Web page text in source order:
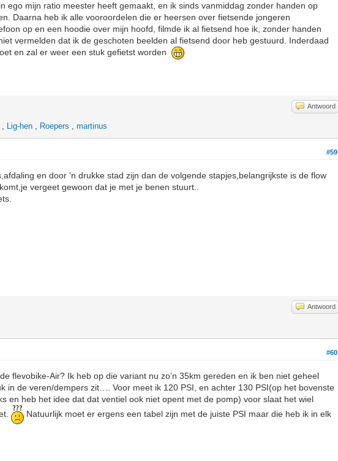
ego mijn ratio meester heeft gemaakt, en ik sinds vanmiddag zonder handen op
Daarna heb ik alle vooroordelen die er heersen over fietsende jongeren
op en een hoodie over mijn hoofd, filmde ik al fietsend hoe ik, zonder handen
vermelden dat ik de geschoten beelden al fietsend door heb gestuurd. Inderdaad
en zal er weer een stuk gefietst worden
Antwoord
, Lig-hen , Roepers ,martinus
#59
en door 'n drukke stad zijn dan de volgende stapjes,belangrijkste is de flow
vergeet gewoon dat je met je benen stuurt..
Antwoord
#60
flevobike-Air? Ik heb op die variant nu zo’n 35km gereden en ik ben niet geheel
in de veren/dempers zit…. Voor meet ik 120 PSI, en achter 130 PSI(op het bovenste
en heb het idee dat dat ventiel ook niet opent met de pomp) voor slaat het wiel
Natuurlijk moet er ergens een tabel zijn met de juiste PSI maar die heb ik in elk